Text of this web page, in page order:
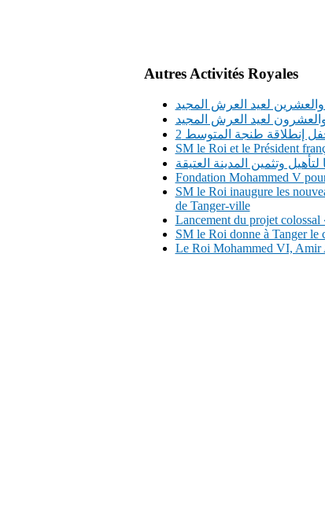
Autres Activités Royales
والعشرين لعيد العرش المجيد
والعشرون لعيد العرش المجيد
إنطلاقة طنجة المتوسط 2
SM le Roi et le Président
وتثمين المدينة العتيقة
Fondation Mohammed V
SM le Roi inaugure les
de Tanger-ville
Lancement du projet
SM le Roi donne à Tanger
Le Roi Mohammed VI, Amir